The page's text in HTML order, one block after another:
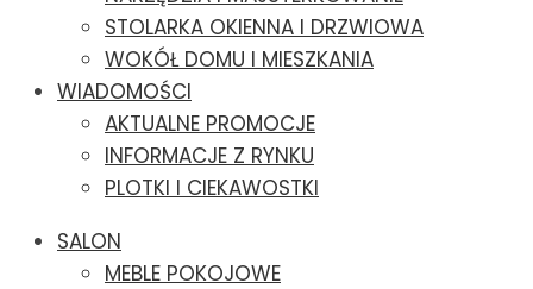
STOLARKA OKIENNA I DRZWIOWA
WOKÓŁ DOMU I MIESZKANIA
WIADOMOŚCI
AKTUALNE PROMOCJE
INFORMACJE Z RYNKU
PLOTKI I CIEKAWOSTKI
SALON
MEBLE POKOJOWE